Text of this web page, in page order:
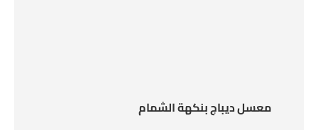
معسل ديباج بنكهة الشمام